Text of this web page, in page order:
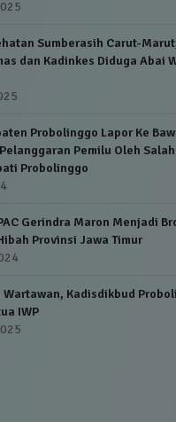
Sumberasih Carut-
dan Kadinkes Diduga Abai
Probolinggo Lapor Ke
Pemilu Oleh
Probolinggo
Gerindra Maron Menjadi
Provinsi Jawa Timur
Wartawan, Kadisdikbud
IWP